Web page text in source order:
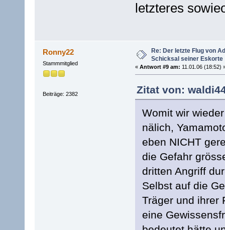
letzteres
Ronny22
Stammmitglied
Beiträge: 2382
Re: Der letzte Flug von
Schicksal seiner Eskorte
« Antwort #9 am: 11.01.06 (18:52)
Zitat von:
Womit wir
nälich,
eben NICHT
die Gefahr
dritten Angriff
Selbst auf die
Träger und ihrer
eine